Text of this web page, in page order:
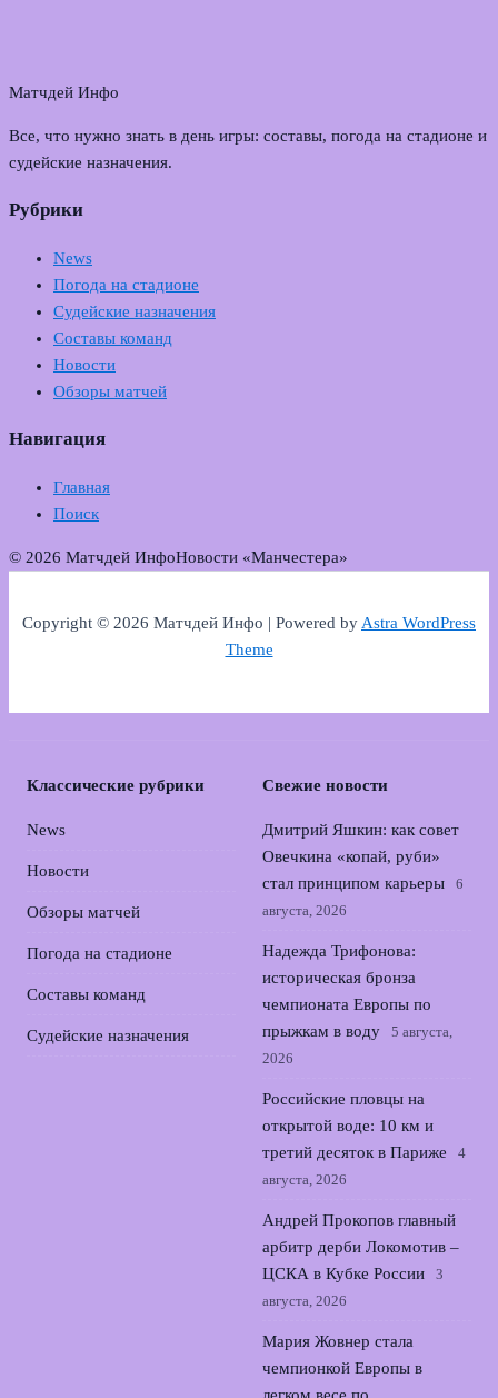
Матчдей Инфо
Все, что нужно знать в день игры: составы, погода на стадионе и
судейские назначения.
Рубрики
News
Погода на стадионе
Судейские назначения
Составы команд
Новости
Обзоры матчей
Навигация
Главная
Поиск
© 2026 Матчдей ИнфоНовости «Манчестера»
Copyright © 2026 Матчдей Инфо | Powered byAstra WordPress
Theme
Классические рубрики
News
Новости
Обзоры матчей
Погода на стадионе
Составы команд
Судейские назначения
Свежие новости
Дмитрий Яшкин: как совет
Овечкина «копай, руби»
стал принципом карьеры
6
августа, 2026
Надежда Трифонова:
историческая бронза
чемпионата Европы по
прыжкам в воду
5 августа,
2026
Российские пловцы на
открытой воде: 10 км и
третий десяток в Париже
4
августа, 2026
Андрей Прокопов главный
арбитр дерби Локомотив –
ЦСКА в Кубке России
3
августа, 2026
Мария Жовнер стала
чемпионкой Европы в